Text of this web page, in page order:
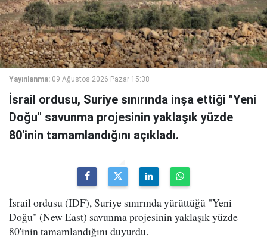
Yayınlanma: 09 Ağustos 2026 Pazar 15:38
İsrail ordusu, Suriye sınırında inşa ettiği "Yeni
Doğu" savunma projesinin yaklaşık yüzde
80'inin tamamlandığını açıkladı.
İsrail ordusu (IDF), Suriye sınırında yürüttüğü "Yeni
Doğu" (New East) savunma projesinin yaklaşık yüzde
80'inin tamamlandığını duyurdu.